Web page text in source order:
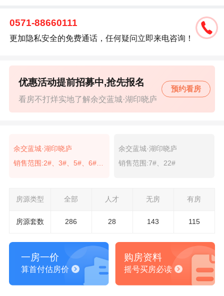
0571-88660111
更加隐私安全的免费通话，任何疑问立即来电咨询！
看房不打烊实地了解余交蓝城·湖印晓庐
优惠活动提前招募中,抢先报名
预约看房
余交蓝城·湖印晓庐
销售范围:2#、3#、5#、6#、 8#、9#、12#、 14#、15#、 17#、 18#、20#、 21#
余交蓝城·湖印晓庐
销售范围:7#、22#
房源类型 全部 人才 无房 有房
房源套数 286 28 143 115
一房一价
算首付估房价
购房资料
摇号买房必读